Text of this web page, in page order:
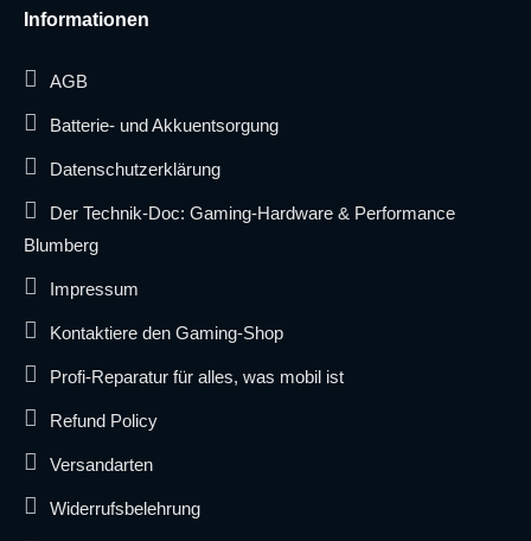
Informationen
AGB
Batterie- und Akkuentsorgung
Datenschutzerklärung
Der Technik-Doc: Gaming-Hardware & Performance
Blumberg
Impressum
Kontaktiere den Gaming-Shop
Profi-Reparatur für alles, was mobil ist
Refund Policy
Versandarten
Widerrufsbelehrung